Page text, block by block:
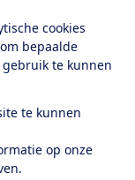
cookies
bepaalde
te kunnen
te kunnen
op onze